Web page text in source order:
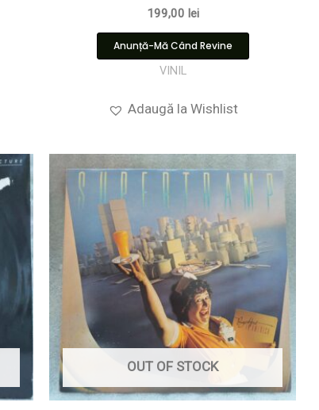
199,00 lei
Anunță-Mă Când Revine
VINIL
Adaugă la Wishlist
OUT OF STOCK